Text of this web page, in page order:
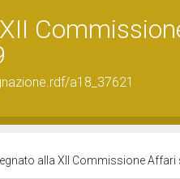
a18_37621
alla XII Commissione Affari